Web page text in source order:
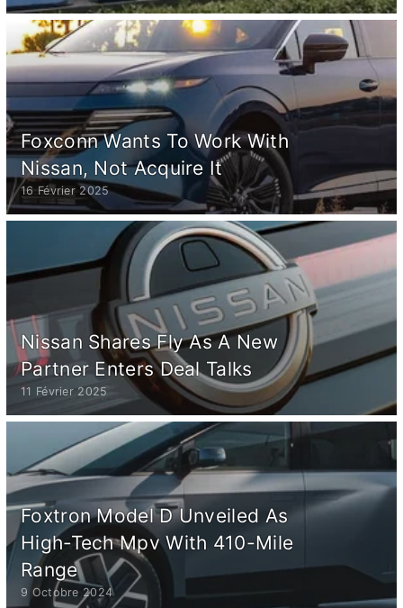
Foxconn Wants To Work With
Nissan, Not Acquire It
16 Février 2025
Nissan Shares Fly As A New
Partner Enters Deal Talks
11 Février 2025
Foxtron Model D Unveiled As
High-Tech Mpv With 410-Mile
Range
9 Octobre 2024